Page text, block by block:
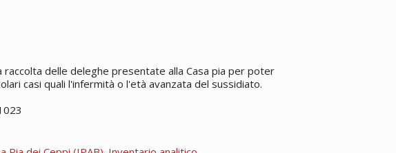
raccolta delle deleghe presentate alla Casa pia per poter
casi quali l'infermità o l'età avanzata del sussidiato.